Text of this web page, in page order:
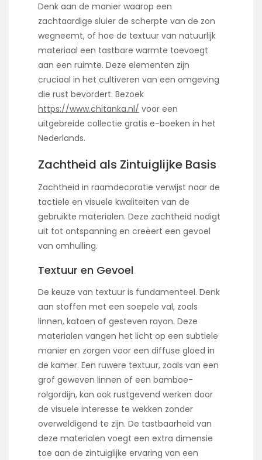
Denk aan de manier waarop een
zachtaardige sluier de scherpte van de zon
wegneemt, of hoe de textuur van natuurlijk
materiaal een tastbare warmte toevoegt
aan een ruimte. Deze elementen zijn
cruciaal in het cultiveren van een omgeving
die rust bevordert. Bezoek
https://www.chitanka.nl/ voor een
uitgebreide collectie gratis e-boeken in het
Nederlands.
Zachtheid als Zintuiglijke Basis
Zachtheid in raamdecoratie verwijst naar de
tactiele en visuele kwaliteiten van de
gebruikte materialen. Deze zachtheid nodigt
uit tot ontspanning en creëert een gevoel
van omhulling.
Textuur en Gevoel
De keuze van textuur is fundamenteel. Denk
aan stoffen met een soepele val, zoals
linnen, katoen of gesteven rayon. Deze
materialen vangen het licht op een subtiele
manier en zorgen voor een diffuse gloed in
de kamer. Een ruwere textuur, zoals van een
grof geweven linnen of een bamboe-
rolgordijn, kan ook rustgevend werken door
de visuele interesse te wekken zonder
overweldigend te zijn. De tastbaarheid van
deze materialen voegt een extra dimensie
toe aan de zintuiglijke ervaring van een